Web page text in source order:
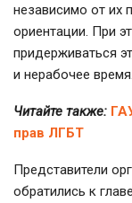
независимо от их
ориентации. При
придерживаться
и нерабочее время.
Читайте также:
прав ЛГБТ
Представители
обратились к